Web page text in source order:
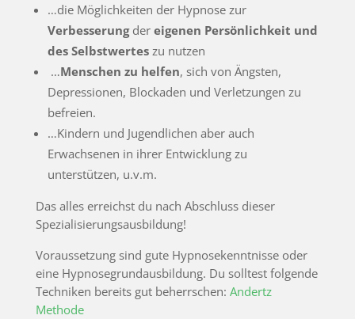
…die Möglichkeiten der Hypnose zur
Verbesserungdereigenen Persönlichkeit und
des Selbstwerteszu nutzen
…Menschen zu helfen, sich von Ängsten,
Depressionen, Blockaden und Verletzungen zu
befreien.
…Kindern und Jugendlichen aber auch
Erwachsenen in ihrer Entwicklung zu
unterstützen, u.v.m.
Das alles erreichst du nach Abschluss dieser
Spezialisierungsausbildung!
Voraussetzung sind gute Hypnosekenntnisse oder
eine Hypnosegrundausbildung. Du solltest folgende
Techniken bereits gut beherrschen: Andertz
Methode